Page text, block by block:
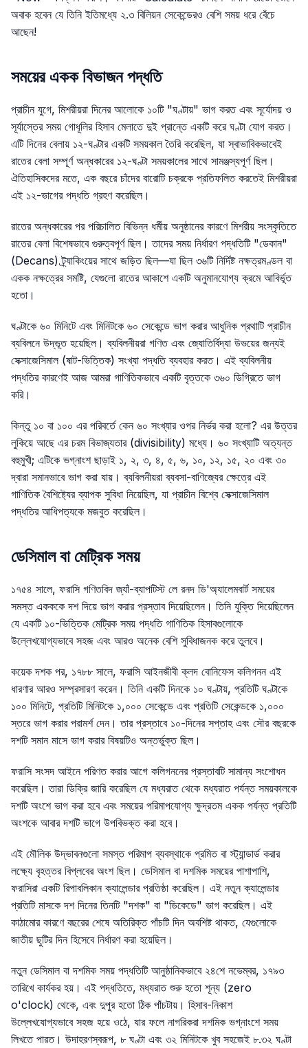
অবাক হবেন যে তিনি ইতিমধ্যে ২.৩ বিলিয়ন সেকেন্ডেরও বেশি সময় ধরে বেঁচে
আছেন!
সময়ের একক বিভাজন পদ্ধতি
প্রাচীন যুগে, মিশরীয়রা দিনের আলোকে ১০টি "ঘণ্টায়" ভাগ করত এবং সূর্যোদয় ও
সূর্যাস্তের সময় গোধূলির হিসাব মেলাতে দুই প্রান্তে একটি করে ঘণ্টা যোগ করত।
এটি দিনের বেলায় ১২-ঘণ্টার একটি সময়কাল তৈরি করেছিল, যা স্বাভাবিকভাবেই
রাতের বেলা সম্পূর্ণ অন্ধকারের ১২-ঘণ্টা সময়কালের সাথে সামঞ্জস্যপূর্ণ ছিল।
ঐতিহাসিকদের মতে, এক বছরে চাঁদের বারোটি চক্রকে প্রতিফলিত করতেই মিশরীয়রা
এই ১২-ভাগের পদ্ধতি গ্রহণ করেছিল।
রাতের অন্ধকারের পর পরিচালিত বিভিন্ন ধর্মীয় অনুষ্ঠানের কারণে মিশরীয় সংস্কৃতিতে
রাতের বেলা বিশেষভাবে গুরুত্বপূর্ণ ছিল। তাদের সময় নির্ধারণ পদ্ধতিটি "ডেকান"
(Decans) ট্র্যাকিংয়ের সাথে জড়িত ছিল—যা ছিল ৩৬টি নির্দিষ্ট নক্ষত্রমণ্ডল বা
একক নক্ষত্রের সমষ্টি, যেগুলো রাতের আকাশে একটি অনুমানযোগ্য ক্রমে আবির্ভূত
হতো।
ঘণ্টাকে ৬০ মিনিটে এবং মিনিটকে ৬০ সেকেন্ডে ভাগ করার আধুনিক প্রথাটি প্রাচীন
ব্যবিলনে উদ্ভূত হয়েছিল। ব্যবিলনীয়রা গণিত এবং জ্যোতির্বিদ্যা উভয়ের জন্যই
সেক্সাজেসিমাল (ষাট-ভিত্তিক) সংখ্যা পদ্ধতি ব্যবহার করত। এই ব্যবিলনীয়
পদ্ধতির কারণেই আজ আমরা গাণিতিকভাবে একটি বৃত্তকে ৩৬০ ডিগ্রিতে ভাগ
করি।
কিন্তু ১০ বা ১০০ এর পরিবর্তে কেন ৬০ সংখ্যার ওপর নির্ভর করা হলো? এর উত্তর
লুকিয়ে আছে এর চরম বিভাজ্যতার (divisibility) মধ্যে। ৬০ সংখ্যাটি অত্যন্ত
বহুমুখী; এটিকে ভগ্নাংশ ছাড়াই ১, ২, ৩, ৪, ৫, ৬, ১০, ১২, ১৫, ২০ এবং ৩০
দ্বারা সমানভাবে ভাগ করা যায়। ব্যবিলনীয়রা ব্যবসা-বাণিজ্যের ক্ষেত্রে এই
গাণিতিক বৈশিষ্ট্যের ব্যাপক সুবিধা নিয়েছিল, যা প্রাচীন বিশ্বে সেক্সাজেসিমাল
পদ্ধতির আধিপত্যকে মজবুত করেছিল।
ডেসিমাল বা মেট্রিক সময়
১৭৫৪ সালে, ফরাসি গণিতবিদ জ্যাঁ-ব্যাপটিস্ট লে রনদ ডি'অ্যালেমবার্ট সময়ের
সমস্ত একককে দশ দিয়ে ভাগ করার প্রস্তাব দিয়েছিলেন। তিনি যুক্তি দিয়েছিলেন
যে একটি ১০-ভিত্তিক মেট্রিক সময় পদ্ধতি গাণিতিক হিসাবগুলোকে
উল্লেখযোগ্যভাবে সহজ এবং আরও অনেক বেশি সুবিধাজনক করে তুলবে।
কয়েক দশক পর, ১৭৮৮ সালে, ফরাসি আইনজীবী ক্লদ বোনিফেস কলিগনন এই
ধারণার আরও সম্প্রসারণ করেন। তিনি একটি দিনকে ১০ ঘণ্টায়, প্রতিটি ঘণ্টাকে
১০০ মিনিটে, প্রতিটি মিনিটকে ১,০০০ সেকেন্ডে এবং প্রতিটি সেকেন্ডকে ১,০০০
স্তরে ভাগ করার পরামর্শ দেন। তার প্রস্তাবে ১০-দিনের সপ্তাহ এবং সৌর বছরকে
দশটি সমান মাসে ভাগ করার বিষয়টিও অন্তর্ভুক্ত ছিল।
ফরাসি সংসদ আইনে পরিণত করার আগে কলিগননের প্রস্তাবটি সামান্য সংশোধন
করেছিল। তারা ডিক্রি জারি করেছিল যে মধ্যরাত থেকে মধ্যরাত পর্যন্ত সময়কালকে
দশটি অংশে ভাগ করা হবে এবং সময়ের পরিমাপযোগ্য ক্ষুদ্রতম একক পর্যন্ত প্রতিটি
অংশকে আবার দশটি ভাগে উপবিভক্ত করা হবে।
এই মৌলিক উদ্ভাবনগুলো সমস্ত পরিমাপ ব্যবস্থাকে প্রমিত বা স্ট্যান্ডার্ড করার
লক্ষ্যে বৃহত্তর বিপ্লবের অংশ ছিল। ডেসিমাল বা দশমিক সময়ের পাশাপাশি,
ফরাসিরা একটি রিপাবলিকান ক্যালেন্ডার প্রতিষ্ঠা করেছিল। এই নতুন ক্যালেন্ডার
প্রতিটি মাসকে দশ দিনের তিনটি "দশক" বা "ডিকেডে" ভাগ করেছিল। এই
কাঠামোর কারণে বছরের শেষে অতিরিক্ত পাঁচটি দিন অবশিষ্ট থাকত, যেগুলোকে
জাতীয় ছুটির দিন হিসেবে নির্ধারণ করা হয়েছিল।
নতুন ডেসিমাল বা দশমিক সময় পদ্ধতিটি আনুষ্ঠানিকভাবে ২৪শে নভেম্বর, ১৭৯৩
তারিখে কার্যকর হয়। এই পদ্ধতিতে, মধ্যরাত শুরু হতো শূন্য (zero
o'clock) থেকে, এবং দুপুর হতো ঠিক পাঁচটায়। হিসাব-নিকাশ
উল্লেখযোগ্যভাবে সহজ হয়ে ওঠে, যার ফলে নাগরিকরা দশমিক ভগ্নাংশে সময়
লিখতে পারত। উদাহরণস্বরূপ, ৮ ঘণ্টা এবং ৩২ মিনিটকে খুব সহজেই ৮.৩২ ঘণ্টা